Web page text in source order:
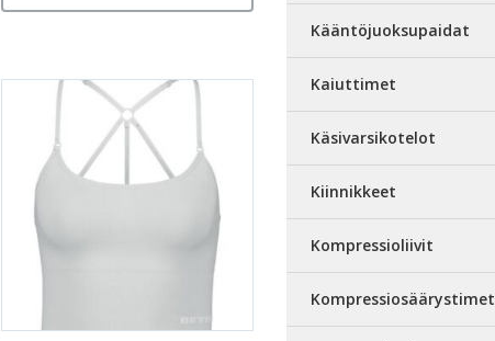
Kääntöjuoksupaidat
Kaiuttimet
Käsivarsikotelot
Kiinnikkeet
Kompressioliivit
Kompressiosäärystimet